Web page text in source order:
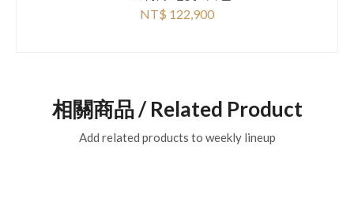
NT$ 122,900
相關商品 / Related Product
Add related products to weekly lineup